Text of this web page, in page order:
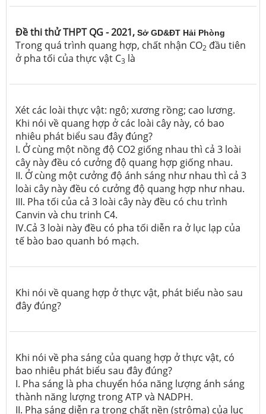
Đề thi thử THPT QG - 2021, Sở GD&ĐT Hải Phòng
Trong quá trình quang hợp, chất nhận CO2 đầu tiên
ở pha tối của thực vật C3 là
Xét các loài thực vật: ngô; xương rồng; cao lương.
Khi nói về quang hợp ở các loài cây này, có bao
nhiêu phát biểu sau đây đúng?
I. Ở cùng một nồng độ CO2 giống nhau thì cả 3 loài
cây này đều có cưởng độ quang hợp giống nhau.
II. Ở cùng một cưởng độ ánh sáng như nhau thì cả 3
loài cây này đều có cưởng độ quang hợp như nhau.
III. Pha tối của cả 3 loài cây này đều có chu trình
Canvin và chu trinh C4.
IV.Cả 3 loài này đều có pha tối diễn ra ở lục lạp của
tế bào bao quanh bó mạch.
Khi nói về quang hợp ở thực vật, phát biểu nào sau
đây đúng?
Khi nói về pha sáng của quang hợp ở thực vật, có
bao nhiêu phát biểu sau đây đúng?
I. Pha sáng là pha chuyển hóa năng lượng ánh sáng
thành năng lượng trong ATP và NADPH.
II. Pha sáng diễn ra trong chất nền (strôma) của lục